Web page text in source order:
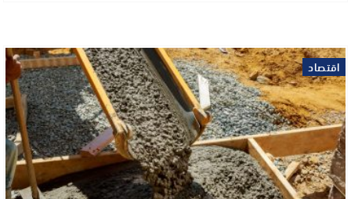
اقتصاد